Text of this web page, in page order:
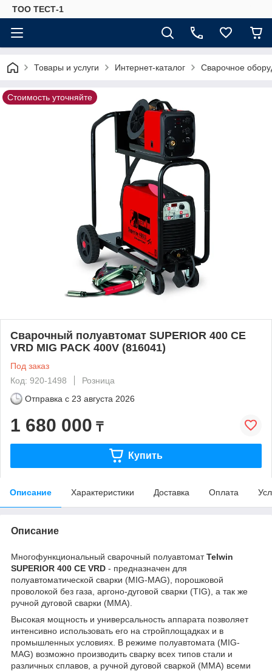
ТОО ТЕСТ-1
Товары и услуги Интернет-каталог Сварочное
Стоимость уточняйте
Сварочный полуавтомат SUPERIOR 400 CE
VRD MIG PACK 400V (816041)
Под заказ
Код: 920-1498
Розница
Отправка с 23 августа 2026
1 680 000 ₸
Купить
Описание Характеристики Доставка Оплата
Описание
Многофункциональный сварочный полуавтоматTelwin
SUPERIOR 400 CE VRD - предназначен для
полуавтоматической сварки (MIG-MAG), порошковой
проволокой без газа, аргоно-дуговой сварки (TIG), а так же
ручной дуговой сварки (ММА).
Высокая мощность и универсальность аппарата позволяет
интенсивно использовать его на стройплощадках и в
промышленных условиях. В режиме полуавтомата (MIG-
MAG) возможно производить сварку всех типов стали и
различных сплавов, а ручной дуговой сваркой (ММА) всеми